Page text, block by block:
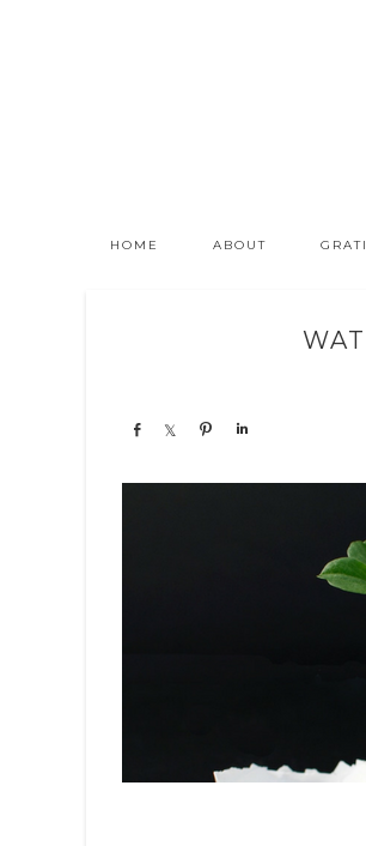
HOME ABOUT
Share Share Pin